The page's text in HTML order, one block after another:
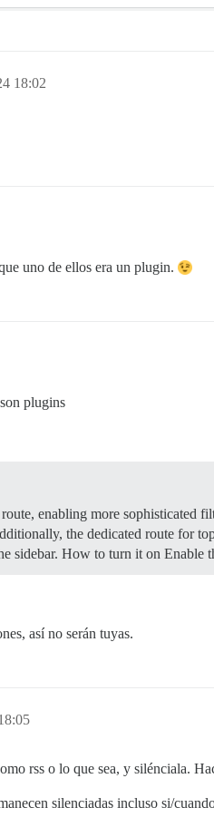
18:02
uno de ellos era un plugin.
plugins
enabling more sophisticated
the dedicated route for
sidebar. How to turn it on Enable
así no serán tuyas.
rss o lo que sea, y silénciala.
silenciadas incluso si/